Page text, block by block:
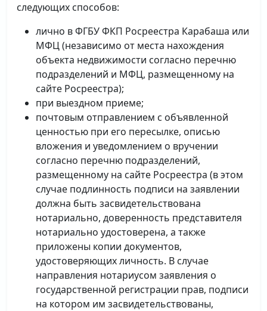
следующих способов:
лично в ФГБУ ФКП Росреестра Карабаша или
МФЦ (независимо от места нахождения
объекта недвижимости согласно перечню
подразделений и МФЦ, размещенному на
сайте Росреестра);
при выездном приеме;
почтовым отправлением с объявленной
ценностью при его пересылке, описью
вложения и уведомлением о вручении
согласно перечню подразделений,
размещенному на сайте Росреестра (в этом
случае подлинность подписи на заявлении
должна быть засвидетельствована
нотариально, доверенность представителя
нотариально удостоверена, а также
приложены копии документов,
удостоверяющих личность. В случае
направления нотариусом заявления о
государственной регистрации прав, подписи
на котором им засвидетельствованы,